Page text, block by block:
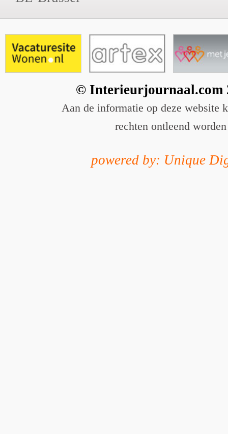
© Interieurjournaal.com
Aan de informatie op deze website
rechten ontleend worden
powered by: Unique